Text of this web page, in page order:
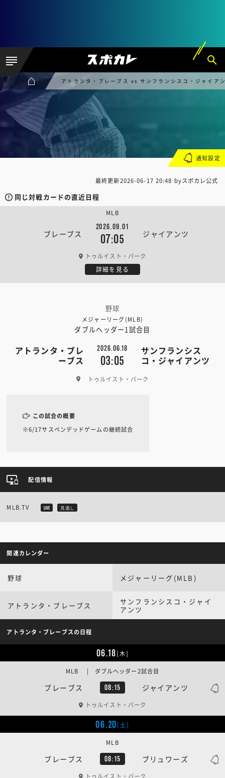
アトランタ・ブレーブス vs サンフランシスコ・ジャイア
最終更新2026-06-17 20:48 byスポカレ公式
同じ対戦カードの直近日程
ブレーブス
2026.09.01
07:05 ジャイアンツ
MLB
トゥルイスト・パーク
詳細を見る
野球
メジャーリーグ(MLB)
ダブルヘッダー1試合目
アトランタ・ブレ
ーブス
2026.06.18
03:05
サンフランシス
コ・ジャイアンツ
トゥルイスト・パーク
通知設定
この試合の概要
※6/17サスペンデッドゲームの継続試合
配信情報
MLB.TV LIVE 見逃し
関連カレンダー
野球 メジャーリーグ(MLB)
アトランタ・ブレーブス
サンフランシスコ・ジャイ
アンツ
アトランタ・ブレーブスの日程
06.18[木]
ブレーブス 08:15 ジャイアンツ
MLB | ダブルヘッダー2試合目
トゥルイスト・パーク
06.20[土]
ブレーブス 08:15 ブリュワーズ
MLB